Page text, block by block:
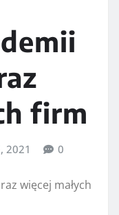
firm
2021 0